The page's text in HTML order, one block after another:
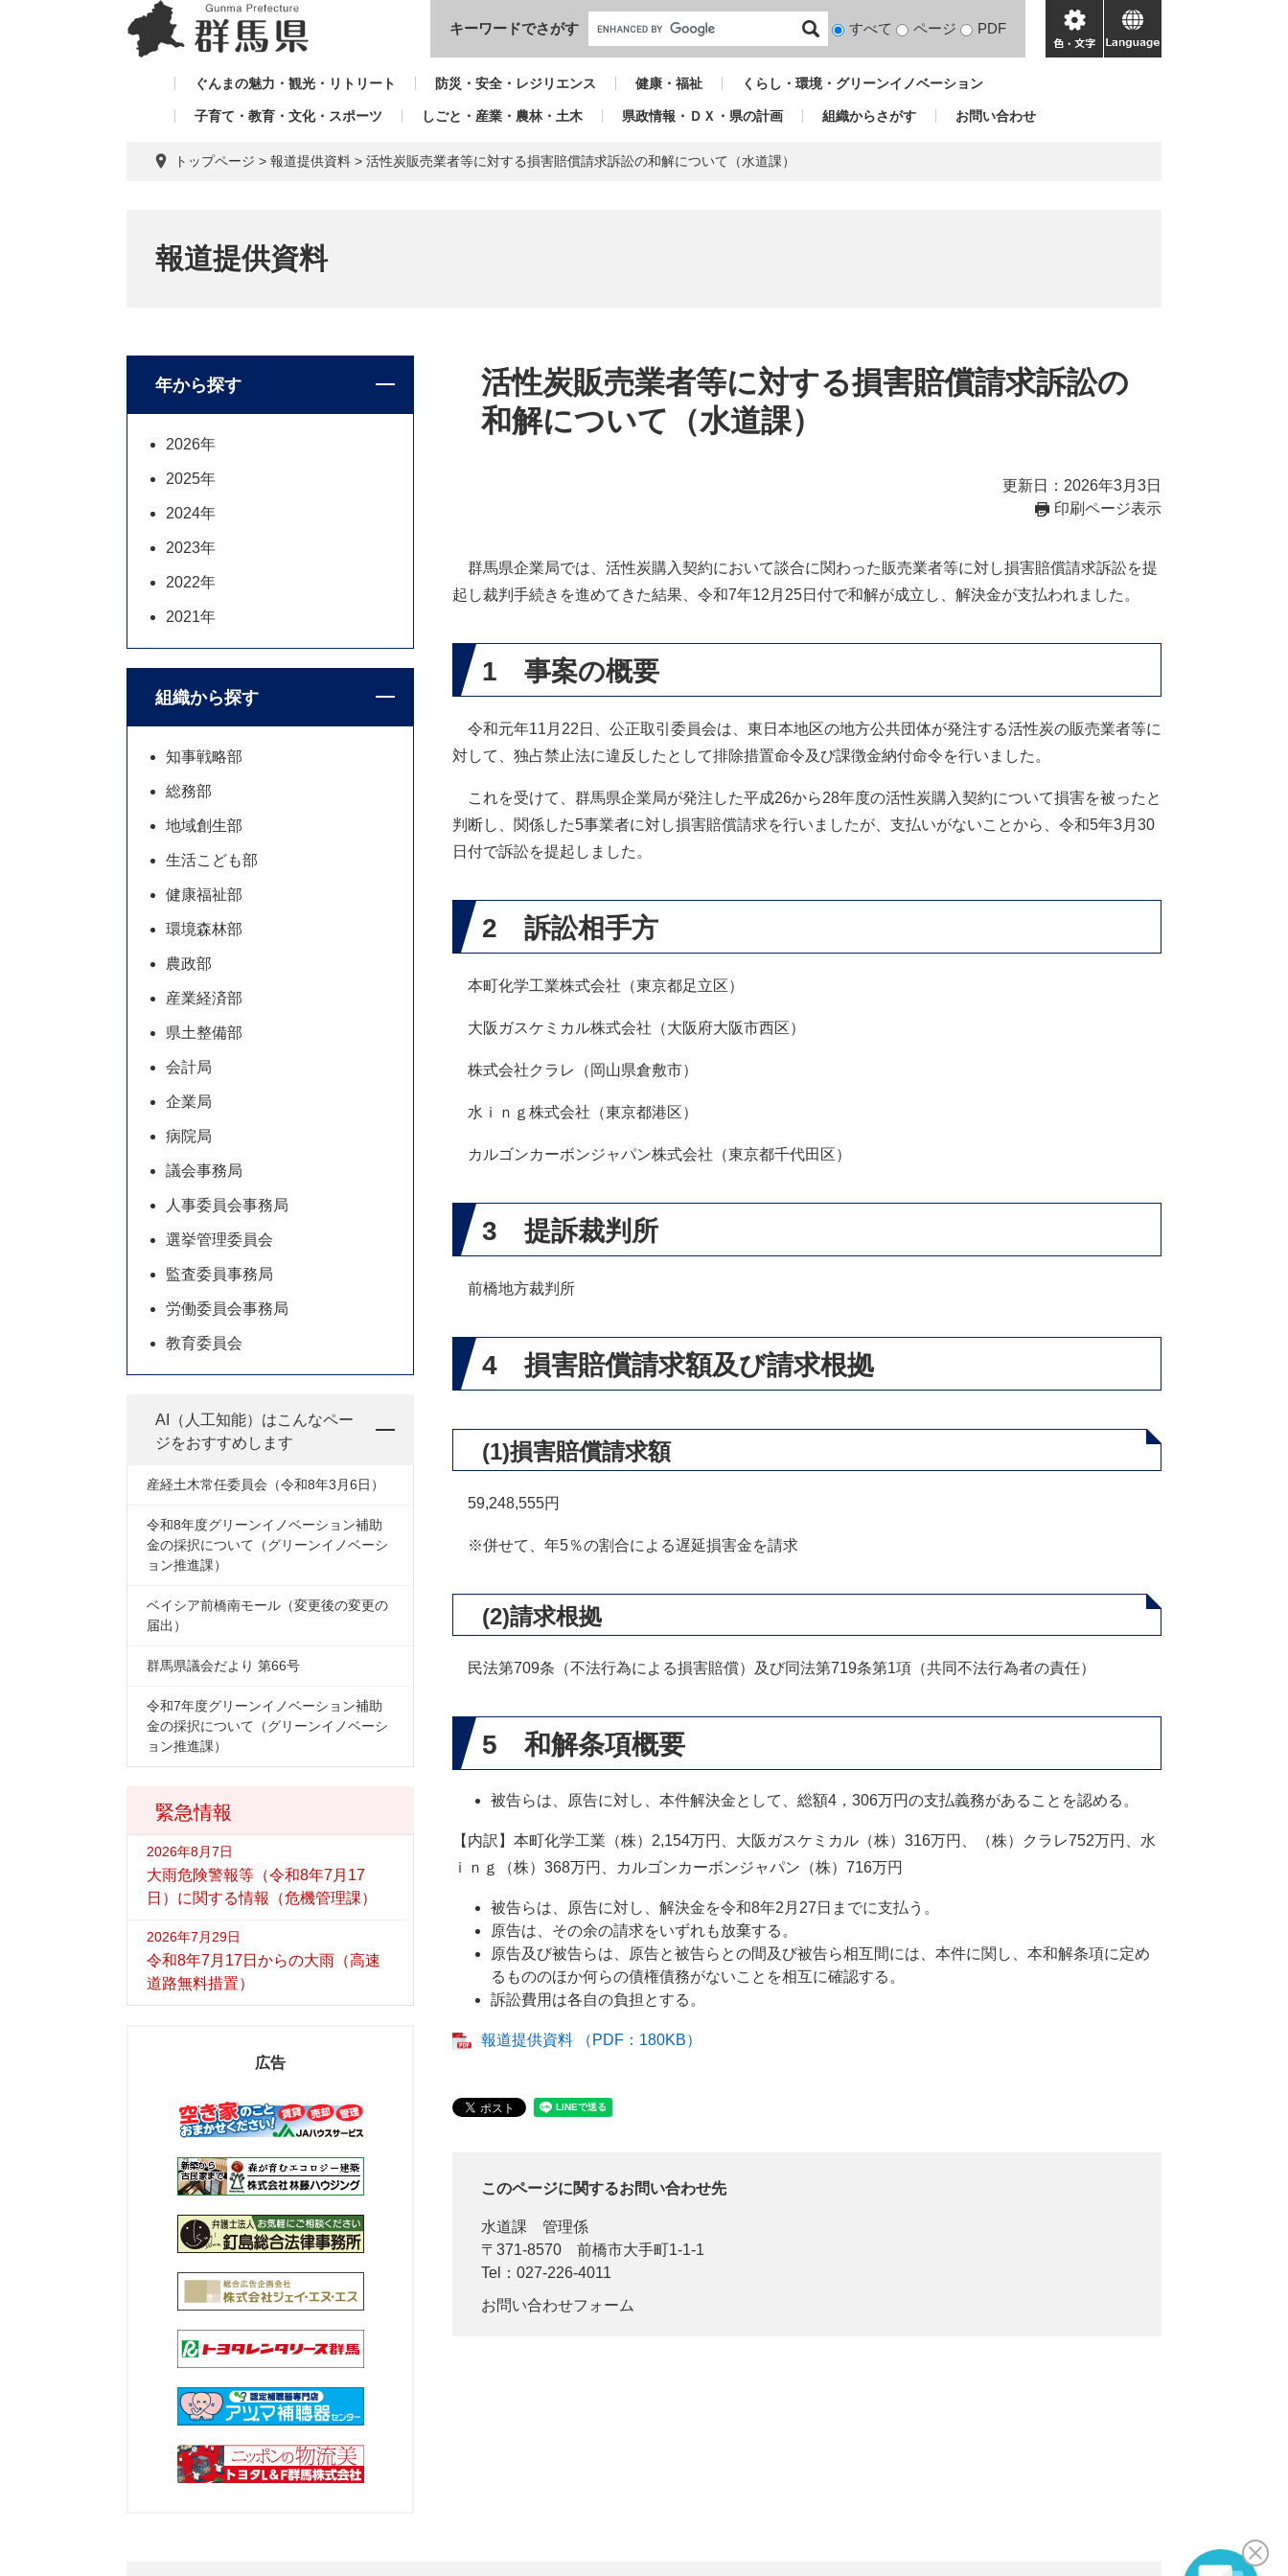
本文へ
キーワードでさがす
検
対
すべて ページ PDF
色・
文
language
ぐんまの魅力・観光・リトリート 防災・安全・レジリエンス 健康・福祉 くらし・環境・グリーンイノベーション
子育て・教育・文化・スポーツ しごと・産業・農林・土木 県政情報・ＤＸ・県の計画 組織からさがす お問い合わせ
トップページ > 報道提供資料 > 活性炭販売業者等に対する損害賠償請求訴訟の和解について（水道課）
報道提供資料
活性炭販売業者等に対する損害賠償請求訴訟の
和解について（水道課）
更新日：2026年3月3日
印刷ページ表示
群馬県企業局では、活性炭購入契約において談合に関わった販売業者等に対し損害賠償請求訴訟を提
起し裁判手続きを進めてきた結果、令和7年12月25日付で和解が成立し、解決金が支払われました。
1 事案の概要
令和元年11月22日、公正取引委員会は、東日本地区の地方公共団体が発注する活性炭の販売業者等に
対して、独占禁止法に違反したとして排除措置命令及び課徴金納付命令を行いました。
これを受けて、群馬県企業局が発注した平成26から28年度の活性炭購入契約について損害を被ったと
判断し、関係した5事業者に対し損害賠償請求を行いましたが、支払いがないことから、令和5年3月30
日付で訴訟を提起しました。
2 訴訟相手方
本町化学工業株式会社（東京都足立区）
大阪ガスケミカル株式会社（大阪府大阪市西区）
株式会社クラレ（岡山県倉敷市）
水ｉｎｇ株式会社（東京都港区）
カルゴンカーボンジャパン株式会社（東京都千代田区）
3 提訴裁判所
前橋地方裁判所
4 損害賠償請求額及び請求根拠
(1)損害賠償請求額
59,248,555円
※併せて、年5％の割合による遅延損害金を請求
(2)請求根拠
民法第709条（不法行為による損害賠償）及び同法第719条第1項（共同不法行為者の責任）
5 和解条項概要
被告らは、原告に対し、本件解決金として、総額4，306万円の支払義務があることを認める。
【内訳】本町化学工業（株）2,154万円、大阪ガスケミカル（株）316万円、（株）クラレ752万円、水
ｉｎｇ（株）368万円、カルゴンカーボンジャパン（株）716万円
被告らは、原告に対し、解決金を令和8年2月27日までに支払う。
原告は、その余の請求をいずれも放棄する。
原告及び被告らは、原告と被告らとの間及び被告ら相互間には、本件に関し、本和解条項に定め
るもののほか何らの債権債務がないことを相互に確認する。
訴訟費用は各自の負担とする。
報道提供資料 （PDF：180KB）
このページに関するお問い合わせ先
水道課
管理係
〒371-8570
前橋市大手町1-1-1
Tel：027-226-4011
お問い合わせフォーム
緊急情報
2026年8月7日
大雨危険警報等（令和8年7月17
日）に関する情報（危機管理課）
2026年7月29日
令和8年7月17日からの大雨（高速
道路無料措置）
年から探す
2026年
2025年
2024年
2023年
2022年
2021年
組織から探す
知事戦略部
総務部
地域創生部
生活こども部
健康福祉部
環境森林部
農政部
産業経済部
県土整備部
会計局
企業局
病院局
議会事務局
人事委員会事務局
選挙管理委員会
監査委員事務局
労働委員会事務局
教育委員会
AI（人工知能）はこんなペー
ジをおすすめします
産経土木常任委員会（令和8年3月6日）
令和8年度グリーンイノベーション補助
金の採択について（グリーンイノベーシ
ョン推進課）
ベイシア前橋南モール（変更後の変更の
届出）
群馬県議会だより 第66号
令和7年度グリーンイノベーション補助
金の採択について（グリーンイノベーシ
ョン推進課）
広告